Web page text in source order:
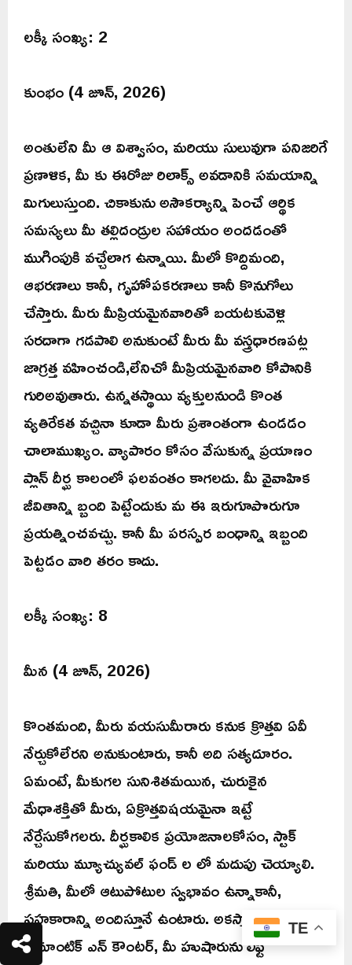
లక్కీ సంఖ్య: 2
కుంభం (4 జూన్, 2026)
అంతులేని మీ ఆ విశ్వాసం, మరియు సులువుగా పనిజరిగే
ప్రణాళిక, మీ కు ఈరోజు రిలాక్స్ అవడానికి సమయాన్ని
మిగులుస్తుంది. చికాకును అసౌకర్యాన్ని పెంచే ఆర్థిక
సమస్యలు మీ తల్లిదండ్రుల సహాయం అందడంతో
ముగింపుకి వచ్చేలాగ ఉన్నాయి. మీలో కొద్దిమంది,
ఆభరణాలు కానీ, గృహోపకరణాలు కానీ కొనుగోలు
చేస్తారు. మీరు మీప్రియమైనవారితో బయటకువెళ్లి
సరదాగా గడపాలి అనుకుంటే మీరు మీ వస్త్రధారణపట్ల
జాగ్రత్త వహించండి,లేనిచో మీప్రియమైనవారి కోపానికి
గురిఅవుతారు. ఉన్నతస్థాయి వ్యక్తులనుండి కొంత
వ్యతిరేకత వచ్చినా కూడా మీరు ప్రశాంతంగా ఉండడం
చాలాముఖ్యం. వ్యాపారం కోసం వేసుకున్న ప్రయాణం
ప్లాన్ దీర్ఘ కాలంలో ఫలవంతం కాగలదు. మీ వైవాహిక
జీవితాన్ని బ్బంది పెట్టేందుకు మ ఈ ఇరుగూపొరుగూ
ప్రయత్నించవచ్చు. కానీ మీ పరస్పర బంధాన్ని ఇబ్బంది
పెట్టడం వారి తరం కాదు.
లక్కీ సంఖ్య: 8
మీన (4 జూన్, 2026)
కొంతమంది, మీరు వయసుమీరారు కనుక క్రొత్తవి ఏవీ
నేర్చుకోలేరని అనుకుంటారు, కానీ అది సత్యదూరం.
ఏమంటే, మీకుగల సునిశితమయిన, చురుకైన
మేధాశక్తితో మీరు, ఏక్రొత్తవిషయమైనా ఇట్టే
నేర్చేసుకోగలరు. దీర్ఘకాలిక ప్రయోజనాలకోసం, స్టాక్
మరియు మ్యూచ్యువల్ ఫండ్ ల లో మదుపు చెయ్యాలి.
శ్రీమతి, మీలో ఆటుపోటుల స్వభావం ఉన్నాకానీ,
సహకారాన్ని అందిస్తూనే ఉంటారు. అకస్మాత్తుగా జరిగే
రొమాంటిక్ ఎన్ కౌంటర్, మీ హుషారును లిఫ్ట్
TE